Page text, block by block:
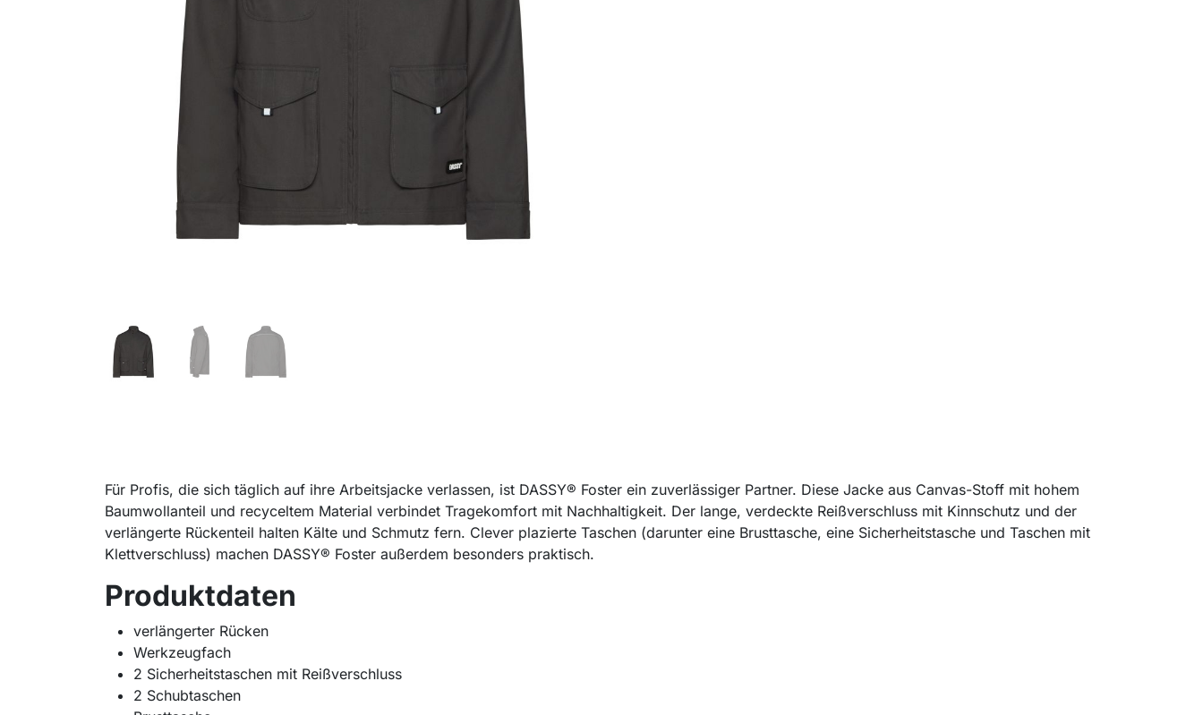
Für Profis, die sich täglich auf ihre Arbeitsjacke verlassen, ist DASSY® Foster ein zuverlässiger Partner. Diese Jacke aus Canvas-Stoff mit hohem
Baumwollanteil und recyceltem Material verbindet Tragekomfort mit Nachhaltigkeit. Der lange, verdeckte Reißverschluss mit Kinnschutz und der
verlängerte Rückenteil halten Kälte und Schmutz fern. Clever plazierte Taschen (darunter eine Brusttasche, eine Sicherheitstasche und Taschen mit
Klettverschluss) machen DASSY® Foster außerdem besonders praktisch.
Produktdaten
verlängerter Rücken
Werkzeugfach
2 Sicherheitstaschen mit Reißverschluss
2 Schubtaschen